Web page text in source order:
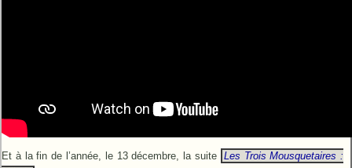
Et à la fin de l’année, le 13 décembre, la suite Les Trois Mousquetaires :